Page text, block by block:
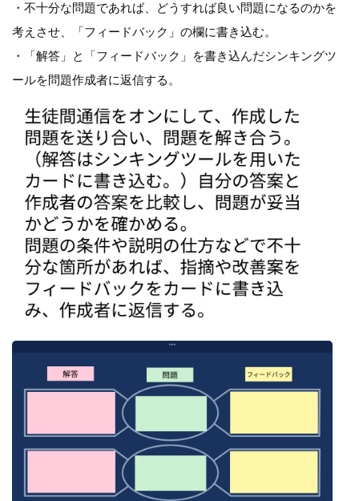
・不十分な問題であれば、どうすれば良い問題になるのかを
考えさせ、「フィードバック」の欄に書き込む。
・「解答」と「フィードバック」を書き込んだシンキングツ
ールを問題作成者に返信する。